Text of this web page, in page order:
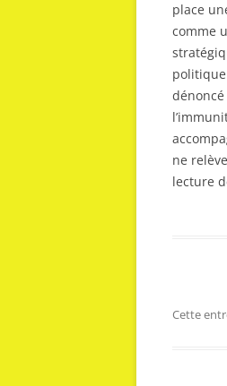
place
comme
dénoncé
ne
lecture
Cette